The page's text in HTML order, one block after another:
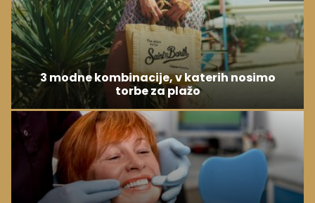
3 modne kombinacije, v katerih nosimo
torbe za plažo